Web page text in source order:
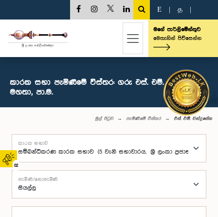
02
E த
මගේ පාර්ලිමේන්තුව
මෙතැනින් පිවිසෙන්න
කාරක සභා පැමිණීමේ විස්තර: ගරු එස්. එම්. චන්ද්‍රසේන
මහතා, පා.ම.
මුල් පිටුව පැමිණීමේ විස්තර එස්. එම්. චන්ද්‍රසේන
කාරක සභාව
පැමිණි/නොපැමිණි